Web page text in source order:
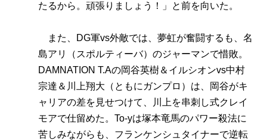
たるから。頑張りましょう！」と前を向いた。
また、DG軍vs外敵では、夢虹が奮闘するも、名
島アリ（スポルティーバ）のジャーマンで惜敗。
DAMNATION T.Aの岡谷英樹＆イルシオンvs中村
宗達＆川上翔大（ともにガンプロ）は、岡谷がキ
ャリアの差を見せつけて、川上を串刺し式クレイ
モアで仕留めた。To-yは塚本竜馬のパワー殺法に
苦しみながらも、フランケンシュタイナーで逆転